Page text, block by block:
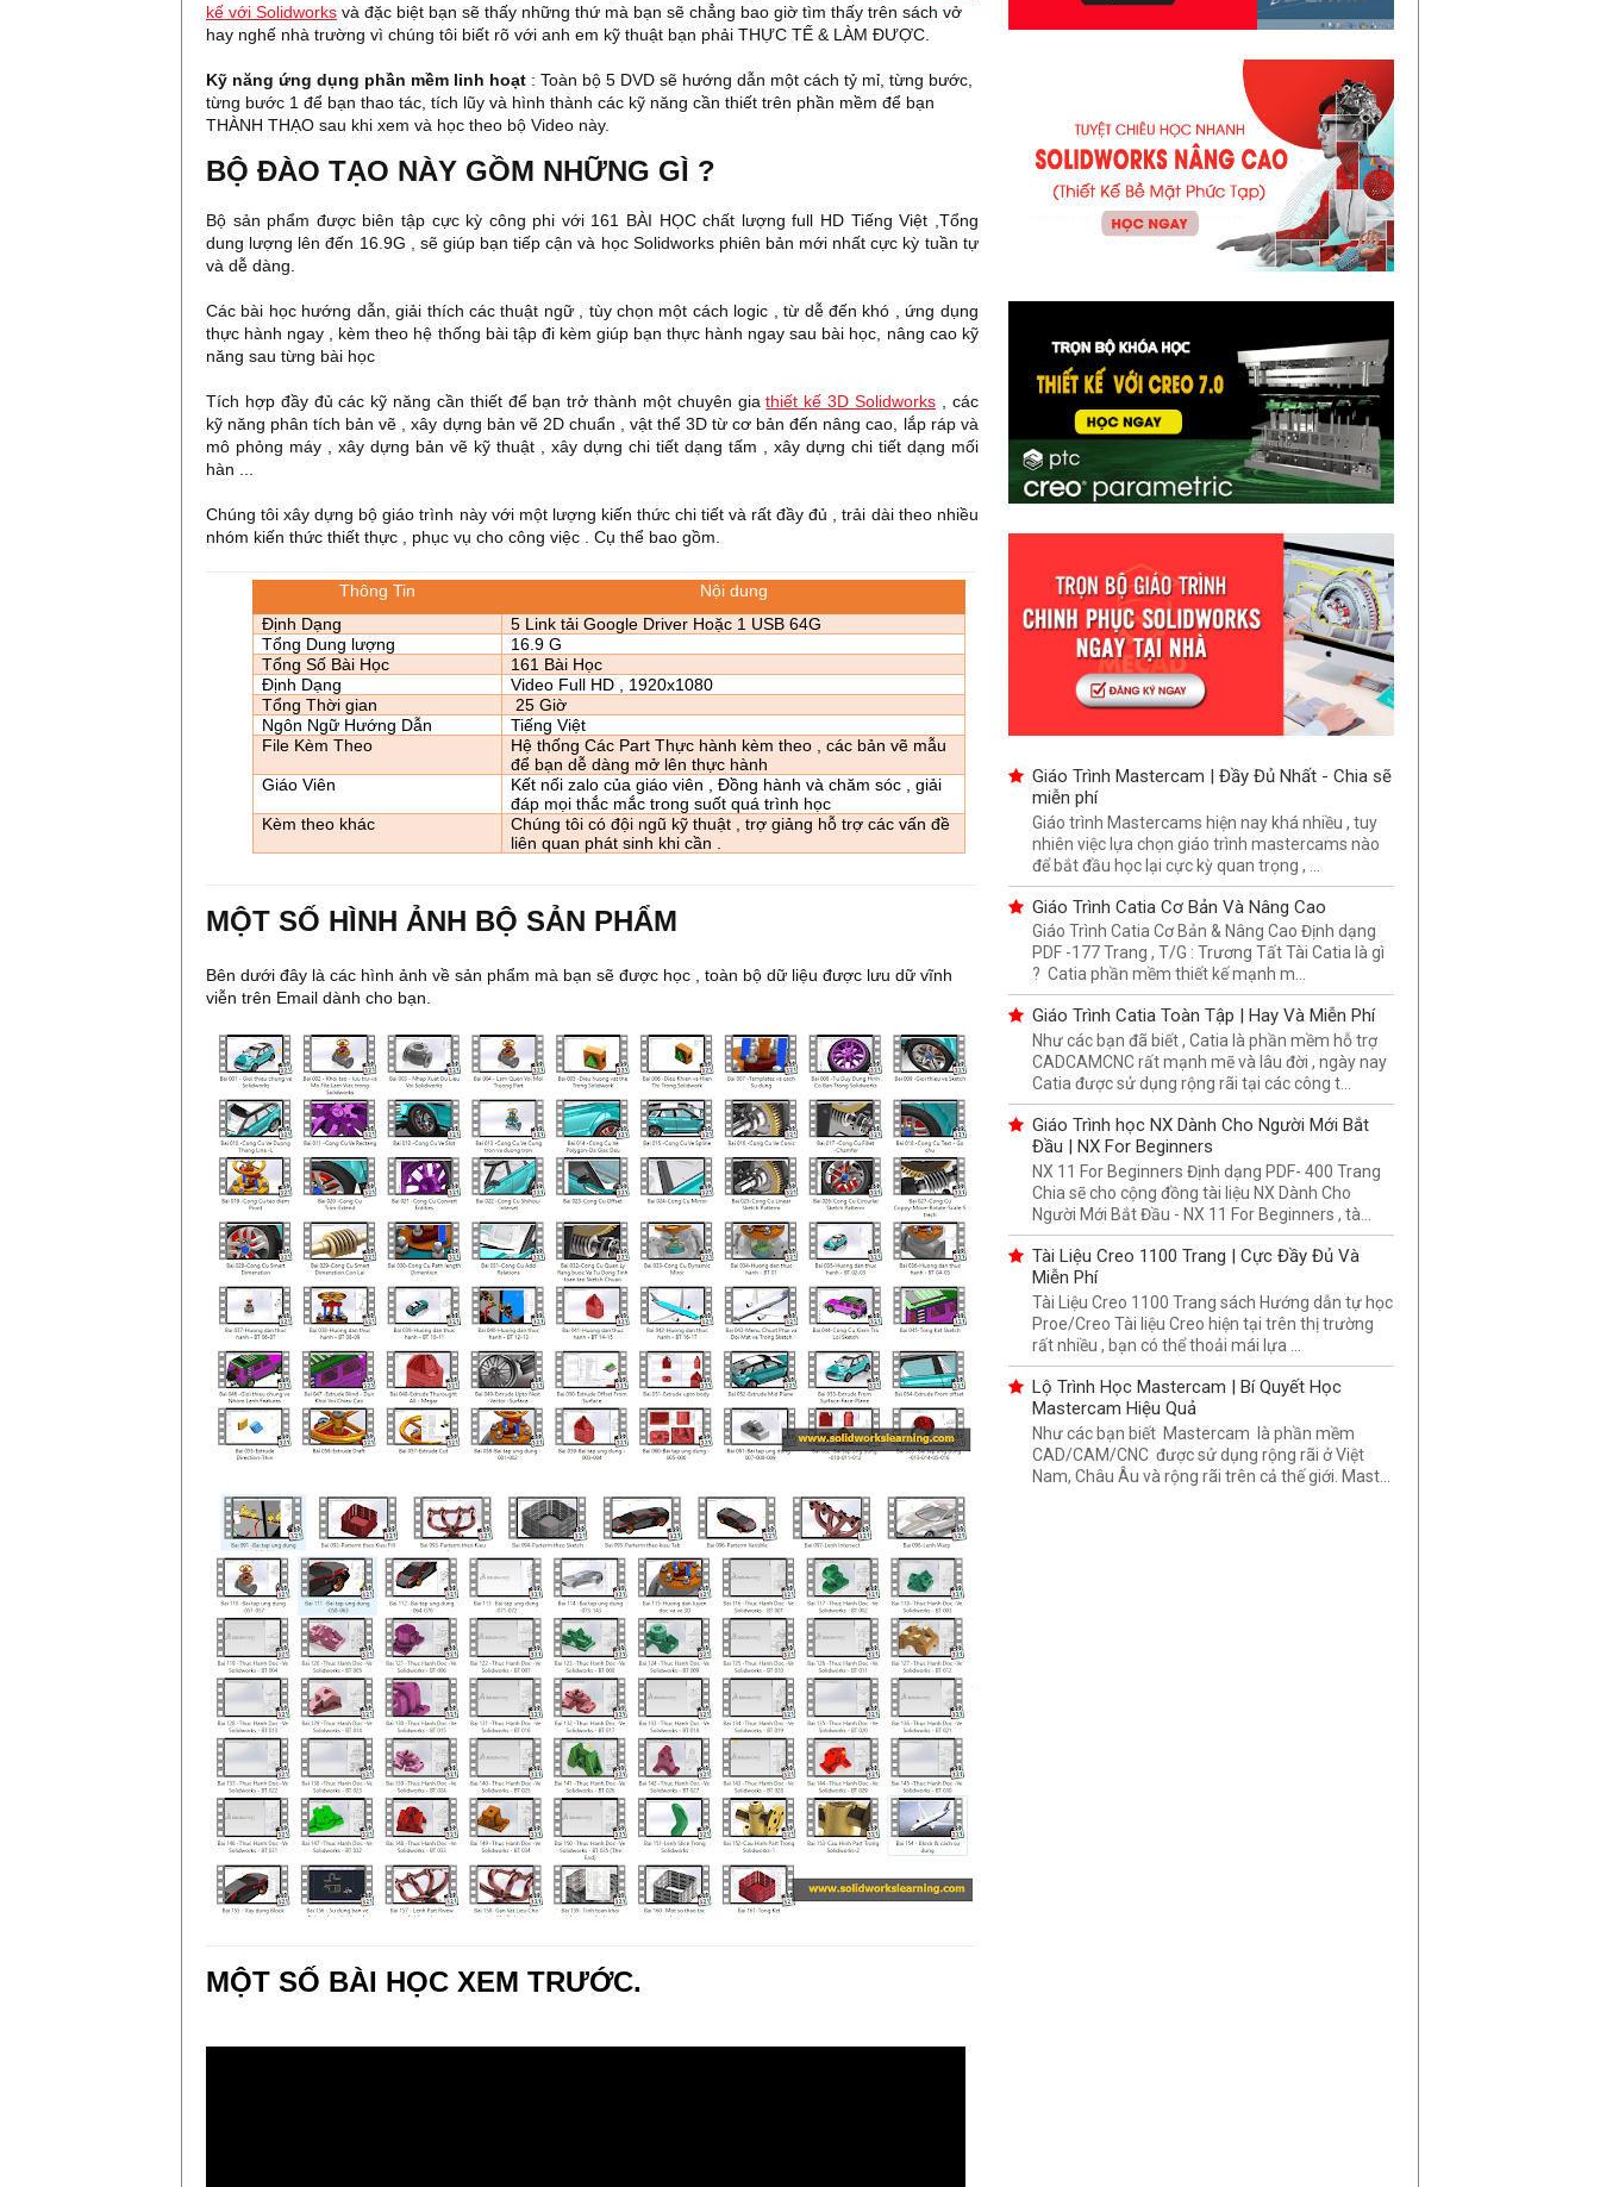
kế với Solidworks và đặc biệt bạn sẽ thấy những thứ mà bạn sẽ chẳng bao giờ tìm thấy trên sách vở
hay nghế nhà trường vì chúng tôi biết rõ với anh em kỹ thuật bạn phải THỰC TẾ & LÀM ĐƯỢC.
Kỹ năng ứng dụng phần mềm linh hoạt : Toàn bộ 5 DVD sẽ hướng dẫn một cách tỷ mỉ, từng bước,
từng bước 1 để bạn thao tác, tích lũy và hình thành các kỹ năng cần thiết trên phần mềm để bạn
THÀNH THẠO sau khi xem và học theo bộ Video này.
BỘ ĐÀO TẠO NÀY GỒM NHỮNG GÌ ?
Bộ sản phẩm được biên tập cực kỳ công phi với 161 BÀI HỌC chất lượng full HD Tiếng Việt ,Tổng
dung lượng lên đến 16.9G , sẽ giúp bạn tiếp cận và học Solidworks phiên bản mới nhất cực kỳ tuần tự
và dễ dàng.
Các bài học hướng dẫn, giải thích các thuật ngữ , tùy chọn một cách logic , từ dễ đến khó , ứng dụng
thực hành ngay , kèm theo hệ thống bài tập đi kèm giúp bạn thực hành ngay sau bài học, nâng cao kỹ
năng sau từng bài học
Tích hợp đầy đủ các kỹ năng cần thiết để bạn trở thành một chuyên giathiết kế 3D Solidworks , các
kỹ năng phân tích bản vẽ , xây dựng bản vẽ 2D chuẩn , vật thể 3D từ cơ bản đến nâng cao, lắp ráp và
mô phỏng máy , xây dựng bản vẽ kỹ thuật , xây dựng chi tiết dạng tấm , xây dựng chi tiết dạng mối
hàn ...
Chúng tôi xây dựng bộ giáo trình này với một lượng kiến thức chi tiết và rất đầy đủ , trải dài theo nhiều
nhóm kiến thức thiết thực , phục vụ cho công việc . Cụ thể bao gồm.
Thông Tin
Nội dung
Định Dạng
5 Link tải Google Driver Hoặc 1 USB 64G
Tổng Dung lượng
16.9 G
Tổng Số Bài Học
161 Bài Học
Định Dạng
Video Full HD , 1920x1080
Tổng Thời gian
25 Giờ
Ngôn Ngữ Hướng Dẫn
Tiếng Việt
File Kèm Theo
Hệ thống Các Part Thực hành kèm theo , các bản vẽ mẫu
để bạn dễ dàng mở lên thực hành
Giáo Viên
Kết nối zalo của giáo viên , Đồng hành và chăm sóc , giải
đáp mọi thắc mắc trong suốt quá trình học
Kèm theo khác
Chúng tôi có đội ngũ kỹ thuật , trợ giảng hỗ trợ các vấn đề
liên quan phát sinh khi cần .
MỘT SỐ HÌNH ẢNH BỘ SẢN PHẨM
Bên dưới đây là các hình ảnh về sản phẩm mà bạn sẽ được học , toàn bộ dữ liệu được lưu dữ vĩnh
viễn trên Email dành cho bạn.
MỘT SỐ BÀI HỌC XEM TRƯỚC.
Sổ Tay Tiếng Anh Kỹ Thuật | Sách Hay
Số Tay Tiếng Anh Kỹ Thuật - Định dạng PDF
- 713 Trang Tiếng anh chuyên ngành cực kỳ
quan trọng, nó giúp người kỹ sư đọc hiểu
được chính...
Giáo Trình Mastercam | Đầy Đủ Nhất - Chia sẽ
miễn phí
Giáo trình Mastercams hiện nay khá nhiều , tuy
nhiên việc lựa chọn giáo trình mastercams nào
để bắt đầu học lại cực kỳ quan trọng , ...
Giáo Trình Catia Cơ Bản Và Nâng Cao
Giáo Trình Catia Cơ Bản & Nâng Cao Định dạng
PDF -177 Trang , T/G : Trương Tất Tài Catia là gì
? Catia phần mềm thiết kế mạnh m...
Giáo Trình Catia Toàn Tập | Hay Và Miễn Phí
Như các bạn đã biết , Catia là phần mềm hỗ trợ
CADCAMCNC rất mạnh mẽ và lâu đời , ngày nay
Catia được sử dụng rộng rãi tại các công t...
Giáo Trình học NX Dành Cho Người Mới Bắt
Đầu | NX For Beginners
NX 11 For Beginners Định dạng PDF- 400 Trang
Chia sẽ cho cộng đồng tài liệu NX Dành Cho
Người Mới Bắt Đầu - NX 11 For Beginners , tà...
Tài Liệu Creo 1100 Trang | Cực Đầy Đủ Và
Miễn Phí
Tài Liệu Creo 1100 Trang sách Hướng dẫn tự học
Proe/Creo Tài liệu Creo hiện tại trên thị trường
rất nhiều , bạn có thể thoải mái lựa ...
Lộ Trình Học Mastercam | Bí Quyết Học
Mastercam Hiệu Quả
Như các bạn biết Mastercam là phần mềm
CAD/CAM/CNC được sử dụng rộng rãi ở Việt
Nam, Châu Âu và rộng rãi trên cả thế giới. Mast...